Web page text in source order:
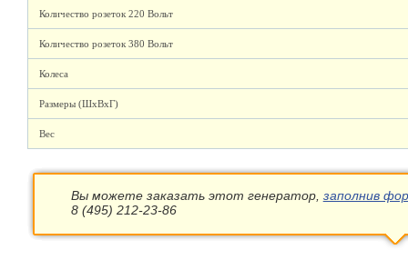
Количество розеток 220 Вольт
Количество розеток 380 Вольт
Колеса
Размеры (ШхВхГ)
Вес
Вы можете заказать этот генератор, заполнив
8 (495) 212-23-86